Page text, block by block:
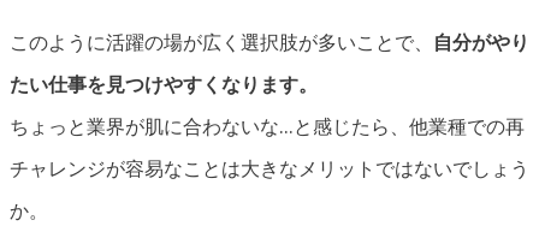
このように活躍の場が広く選択肢が多いことで、 自分がやり
たい仕事を見つけやすくなります。
ちょっと業界が肌に合わないな…と感じたら、他業種での再
チャレンジが容易なことは大きなメリットではないでしょう
か。